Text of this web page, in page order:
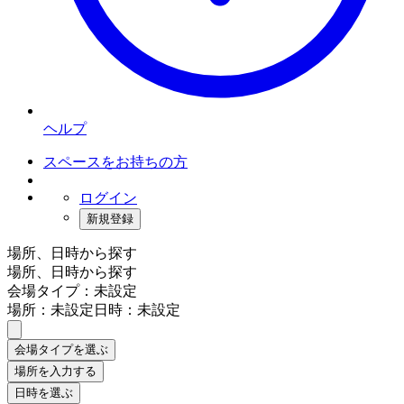
ヘルプ
スペースをお持ちの方
ログイン
新規登録
場所、日時から探す
場所、日時から探す
会場タイプ：未設定
場所：未設定日時：未設定
会場タイプを選ぶ
場所を入力する
日時を選ぶ